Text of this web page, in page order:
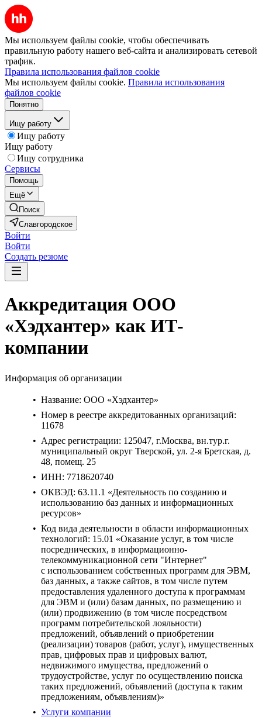
Мы используем файлы cookie, чтобы обеспечивать
правильную работу нашего веб-сайта и анализировать сетевой
трафик.
Правила использования файлов cookie
Мы используем файлы cookie. Правила использования
файлов cookie
Понятно
Ищу работу
Ищу работу
Ищу работу
Ищу сотрудника
Сервисы
Помощь
Ещё
Поиск
Славгородское
Войти
Войти
Создать резюме
Аккредитация ООО
«Хэдхантер» как ИТ-
компании
Информация об организации
Название: ООО «Хэдхантер»
Номер в реестре аккредитованных организаций:
11678
Адрес регистрации: 125047, г.Москва, вн.тур.г.
муниципальный округ Тверской, ул. 2-я Бретская, д.
48, помещ. 25
ИНН: 7718620740
ОКВЭД: 63.11.1 «Деятельность по созданию и
использованию баз данных и информационных
ресурсов»
Код вида деятельности в области информационных
технологий: 15.01 «Оказание услуг, в том числе
посреднических, в информационно-
телекоммуникационной сети "Интернет"
с использованием собственных программ для ЭВМ,
баз данных, а также сайтов, в том числе путем
предоставления удаленного доступа к программам
для ЭВМ и (или) базам данных, по размещению и
(или) продвижению (в том числе посредством
программ потребительской лояльности)
предложений, объявлений о приобретении
(реализации) товаров (работ, услуг), имущественных
прав, цифровых прав и цифровых валют,
недвижимого имущества, предложений о
трудоустройстве, услуг по осуществлению поиска
таких предложений, объявлений (доступа к таким
предложениям, объявлениям)»
Услуги компании